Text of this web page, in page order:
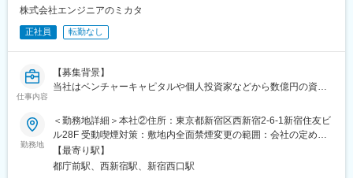
? 経営戦略の実行推進
CEOが描くビジョンを基に、財務・人事・組織の各戦略へと
具体化し、実行までをリードします。経営の意思決定を組織に落
とし込み、実行成果を生み出す役割を担います。
? 人事（CHRO）領域
採用、評価制度の再設計といった組織の成長を支える取り組
部に神を宿らせる組織作りを推進していただきます。
財務・IR（CFO）領域
企業価値1,000億円規模を目指した資本政策の立案・実行に加え、
株式会社エンジニアのミカタ
正社員 転勤なし
仕事内容
【募集背景】
当社はベンチャーキャピタルや個人投資家などから数億円の資金
月次200名の採
用体制を作るために事業を進めていますが、達成にはさらなる成
長が必要になります。そのために今回当社と一丸となり月次採用
目標を達成して
いきながら2030年の上場に向けて一緒に働ける方を募集いたしま
勤務地
＜勤務地詳細＞本社②住所：東京都新宿区西新宿2-6-1新宿住友ビ
ル28F 受動喫煙対策：敷地内全面禁煙変更の範囲：会社の定める
事業所
【最寄り駅】
都庁前駅、西新宿駅、新宿西口駅